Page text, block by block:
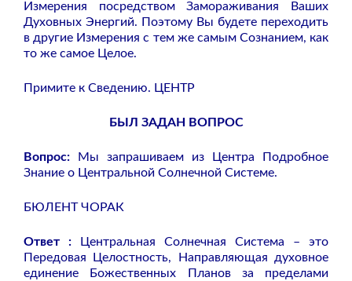
Измерения посредством Замораживания Ваших
Духовных Энергий. Поэтому Вы будете переходить
в другие Измерения с тем же самым Сознанием, как
то же самое Целое.
Примите к Сведению. ЦЕНТР
БЫЛ ЗАДАН ВОПРОС
Вопрос: Мы запрашиваем из Центра Подробное
Знание о Центральной Солнечной Системе.
БЮЛЕНТ ЧОРАК
Ответ : Центральная Солнечная Система – это
Передовая Целостность, Направляющая духовное
единение Божественных Планов за пределами